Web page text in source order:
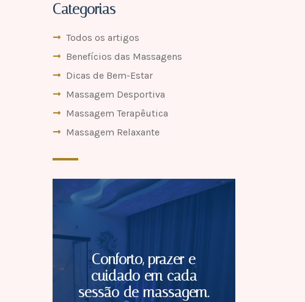
Categorias
Todos os artigos
Benefícios das Massagens
Dicas de Bem-Estar
Massagem Desportiva
Massagem Terapêutica
Massagem Relaxante
Conforto, prazer e
cuidado em cada
sessão de massagem.